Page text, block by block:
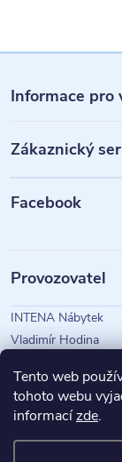
Tento web
tohoto webu
informacízde.
á
p
a
Informace pro
Zákaznický
Facebook
Provozovatel
INTENA Nábytek
Vladimír Hodina